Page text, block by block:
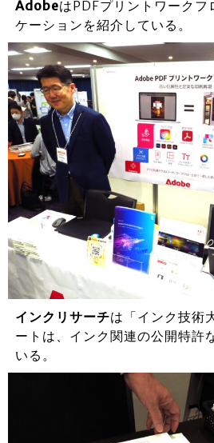
AdobeはPDFプリントワークフ
ケーションを紹介している。
インクリサーチは「インク技術
ートは、インク関連の公開特許
いる。